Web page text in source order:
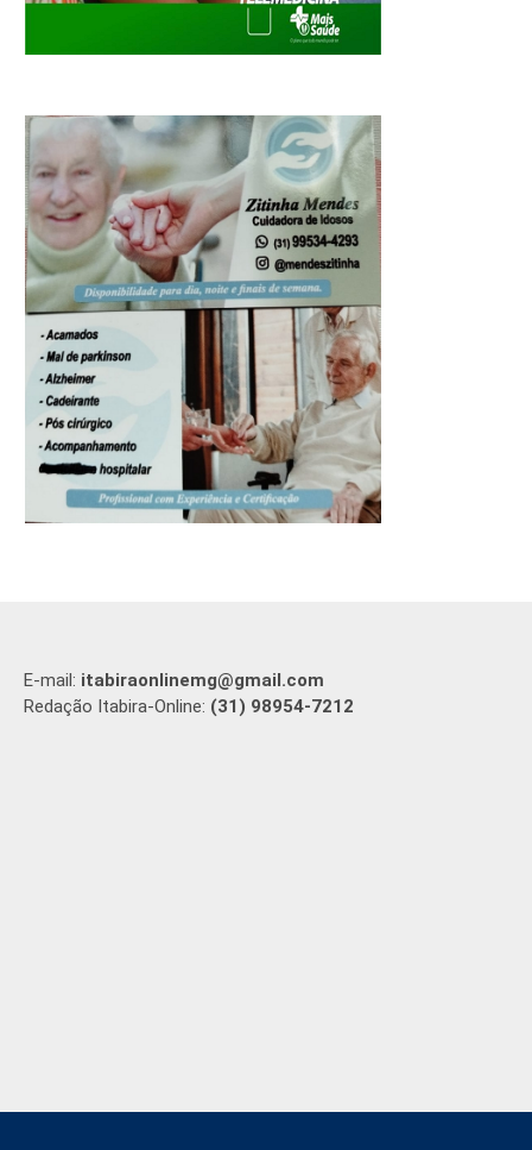
E-mail: itabiraonlinemg@gmail.com
Redação Itabira-Online: (31) 98954-7212